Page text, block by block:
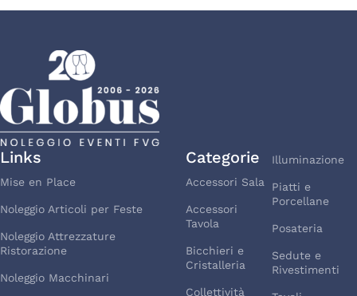
Links
Mise en Place
Noleggio Articoli per Feste
Noleggio Attrezzature
Ristorazione
Noleggio Macchinari
Categorie
Accessori Sala
Accessori
Tavola
Bicchieri e
Cristalleria
Collettività
Illuminazione
Piatti e
Porcellane
Posateria
Sedute e
Rivestimenti